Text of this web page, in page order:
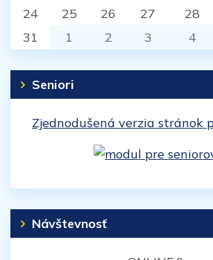
24
25 26 27 28
31
1 2 3 4
Seniori
Zjednodušená verzia stránok
Návštevnosť